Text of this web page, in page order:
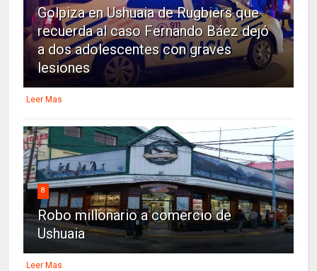
Golpiza en Ushuaia de Rugbiers que
recuerda al caso Fernando Báez dejó
a dos adolescentes con graves
lesiones
Leer Mas
8
Robo millonario a comercio de
Ushuaia
Leer Mas